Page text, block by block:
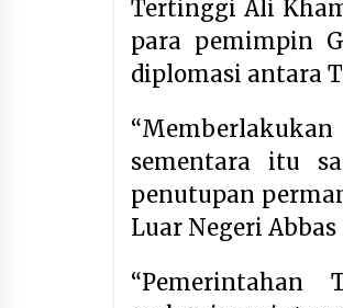
Tertinggi Ali
para pemimpin
diplomasi antara
sementara itu
penutupan
Luar Negeri